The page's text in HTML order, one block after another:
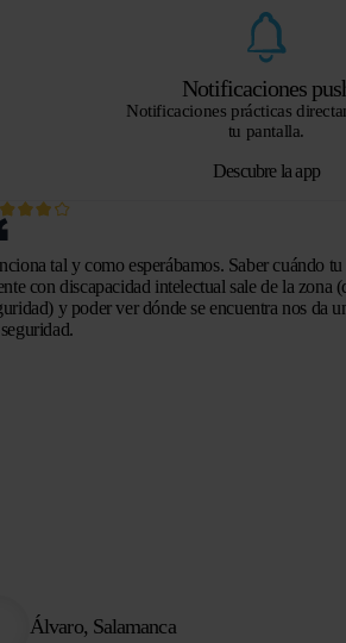
Notificaciones
Notificaciones prácticas
tu pantalla.
Descubre la app
tal y como esperábamos. Saber cuándo
con discapacidad intelectual sale de la zona
y poder ver dónde se encuentra nos da
Álvaro, Salamanca